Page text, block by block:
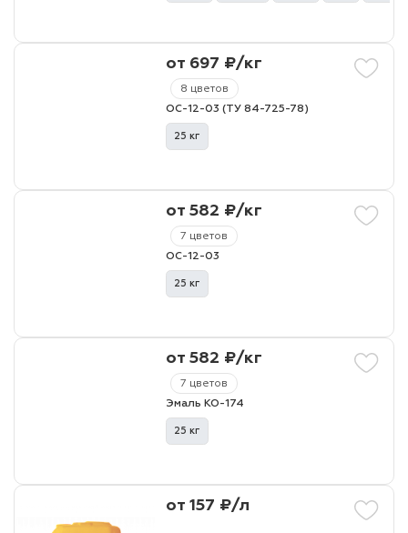
8 цветов
от 697 ₽/кг
ОС-12-03 (ТУ 84-725-78)
25 кг
7 цветов
от 582 ₽/кг
ОС-12-03
25 кг
7 цветов
от 582 ₽/кг
Эмаль КО-174
25 кг
от 157 ₽/л